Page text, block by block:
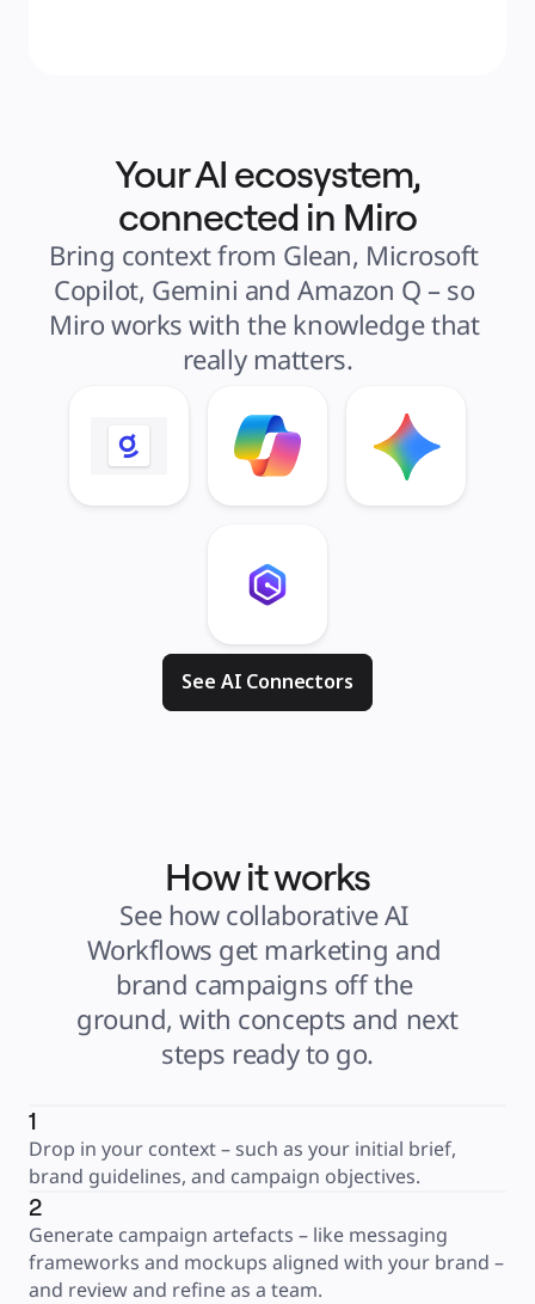
Your AI ecosystem,
connected in Miro
Bring context from Glean, Microsoft
Copilot, Gemini and Amazon Q – so
Miro works with the knowledge that
really matters.
See AI Connectors
How it works
See how collaborative AI
Workflows get marketing and
brand campaigns off the
ground, with concepts and next
steps ready to go.
1
Drop in your context – such as your initial brief,
brand guidelines, and campaign objectives.
2
Generate campaign artefacts – like messaging
frameworks and mockups aligned with your brand –
and review and refine as a team.